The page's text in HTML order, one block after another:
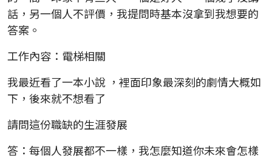
話，另一個人不評價，我提問時基本沒拿到我想要的
答案。
工作內容：電梯相關
我最近看了一本小說 ，裡面印象最深刻的劇情大概如
下，後來就不想看了
請問這份職缺的生涯發展
答：每個人發展都不一樣，我怎麼知道你未來會怎樣